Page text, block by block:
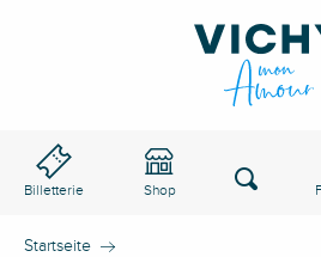
Billetterie Shop Suche
Startseite